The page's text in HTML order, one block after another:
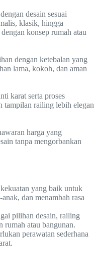
desain sesuai
klasik, hingga
konsep rumah atau
dengan ketebalan yang
lama, kokoh, dan aman
karat serta proses
tampilan railing lebih elegan
harga yang
tanpa mengorbankan
yang baik untuk
dan menambah rasa
pilihan desain, railing
rumah atau bangunan.
perawatan sederhana